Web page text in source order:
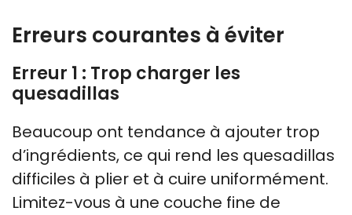
Erreurs courantes à éviter
Erreur 1 : Trop charger les
quesadillas
Beaucoup ont tendance à ajouter trop
d’ingrédients, ce qui rend les quesadillas
difficiles à plier et à cuire uniformément.
Limitez-vous à une couche fine de